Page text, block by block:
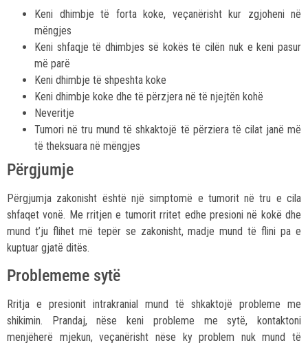
Keni dhimbje të forta koke, veçanërisht kur zgjoheni në
mëngjes
Keni shfaqje të dhimbjes së kokës të cilën nuk e keni pasur
më parë
Keni dhimbje të shpeshta koke
Keni dhimbje koke dhe të përzjera në të njejtën kohë
Neveritje
Tumori në tru mund të shkaktojë të përziera të cilat janë më
të theksuara në mëngjes
Përgjumje
Përgjumja zakonisht është një simptomë e tumorit në tru e cila
shfaqet vonë. Me rritjen e tumorit rritet edhe presioni në kokë dhe
mund t’ju flihet më tepër se zakonisht, madje mund të flini pa e
kuptuar gjatë ditës.
Problememe sytë
Rritja e presionit intrakranial mund të shkaktojë probleme me
shikimin. Prandaj, nëse keni probleme me sytë, kontaktoni
menjëherë mjekun, veçanërisht nëse ky problem nuk mund të